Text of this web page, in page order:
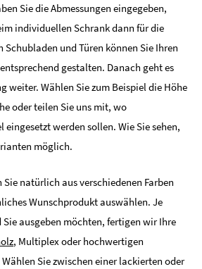
Sie die Abmessungen eingegeben,
individuellen Schrank dann für die
Schubladen und Türen können Sie Ihren
gestalten. Danach geht es
weiter. Wählen Sie zum Beispiel die Höhe
oder teilen Sie uns mit, wo
eingesetzt werden sollen. Wie Sie sehen,
möglich.
natürlich aus verschiedenen Farben
Wunschprodukt auswählen. Je
ausgeben möchten, fertigen wir Ihre
, Multiplex oder hochwertigen
Sie zwischen einer lackierten oder